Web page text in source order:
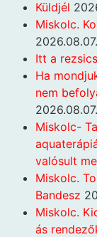
Küldjél
Miskolc.
2026.08.07.
Itt a
Ha
nem
2026.08.07.
Miskolc-
valósult
Miskolc.
Bandesz
Miskolc.
ás